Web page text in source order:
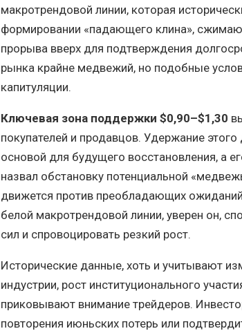
макротрендовой линии, которая
формировании «падающего клина»,
прорыва вверх для подтверждения
рынка крайне медвежий, но подобные
капитуляции.
Ключевая зона поддержки $0,90–$1,30
покупателей и продавцов. Удержание
основой для будущего восстановления, а
назвал обстановку потенциальной
движется против преобладающих
белой макротрендовой линии, уверен он,
сил и спровоцировать резкий рост.
Исторические данные, хоть и учитывают
индустрии, рост институционального
приковывают внимание трейдеров.
повторения июньских потерь или